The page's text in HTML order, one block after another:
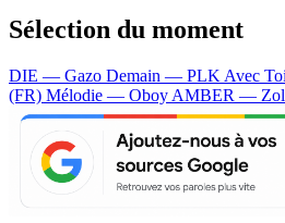
Sélection du moment
DIE — Gazo Demain — PLK Avec
(FR) Mélodie — Oboy AMBER —